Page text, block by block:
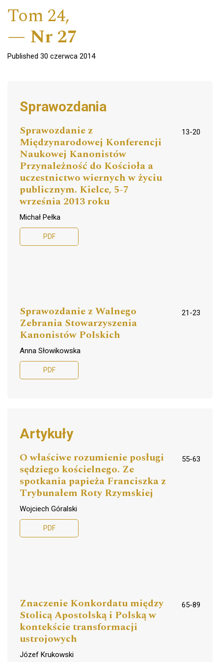
Tom 24,
Nr 27
Published 30 czerwca 2014
Sprawozdania
Sprawozdanie z
Międzynarodowej Konferencji
Naukowej Kanonistów
Przynależność do Kościoła a
uczestnictwo wiernych w życiu
publicznym. Kielce, 5-7
września 2013 roku
13-20
Michał Pełka
PDF
Sprawozdanie z Walnego
Zebrania Stowarzyszenia
Kanonistów Polskich
21-23
Anna Słowikowska
PDF
Artykuły
O właściwe rozumienie posługi
sędziego kościelnego. Ze
spotkania papieża Franciszka z
Trybunałem Roty Rzymskiej
55-63
Wojciech Góralski
PDF
Znaczenie Konkordatu między
Stolicą Apostolską i Polską w
kontekście transformacji
ustrojowych
65-89
Józef Krukowski